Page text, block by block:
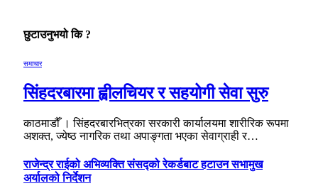
छुटाउनुभयो कि ?
समाचार
सिंहदरबारमा ह्वीलचियर र सहयोगी सेवा सुरु
काठमाडौँ । सिंहदरबारभित्रका सरकारी कार्यालयमा शारीरिक रूपमा
अशक्त, ज्येष्ठ नागरिक तथा अपाङ्गता भएका सेवाग्राही र…
राजेन्द्र राईको अभिव्यक्ति संसद्को रेकर्डबाट हटाउन सभामुख
अर्यालको निर्देशन